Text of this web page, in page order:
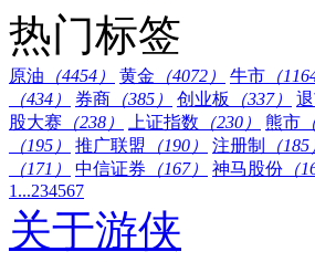
热门标签
原油 （4454） 黄金 （4072） 牛市 （
（434）
券商 （385） 创业板 （337）
股大赛 （238） 上证指数 （230） 熊市
（195）
推广联盟 （190） 注册制 （185
（171）
中信证券 （167） 神马股份 （
1...234567
关于游侠